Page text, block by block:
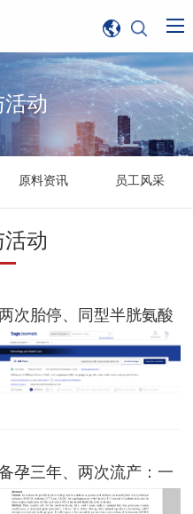
动
原料资讯 员工风采
动
次胎停、同型半胱氨酸
：该问的也许是叶
酸"形式"而非"剂量"
孕三年、两次流产：一
份基因检测揭开“补了≠用